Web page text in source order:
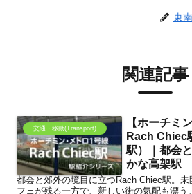
東
関連記事
交通・移動(Transport)
【ホーチミ
Rach Chiec
駅）｜都会
かな高架駅
都会と郊外の境目に立つRach Chiec駅。
フェが残る一方で、新しい街の気配も漂う